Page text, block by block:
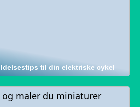
til din elektriske cykel